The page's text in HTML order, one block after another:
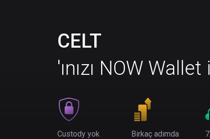
CELT
'ınızı NOW
Custody yok Birkaç adımda